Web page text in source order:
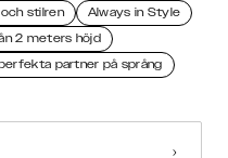
och stilren
Always in Style
2 meters höjd
partner på språng